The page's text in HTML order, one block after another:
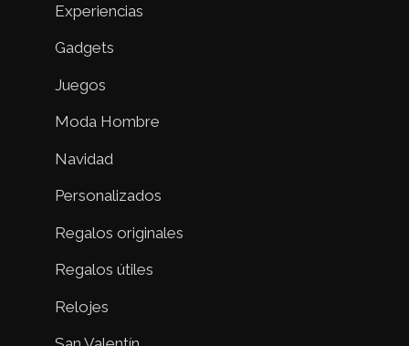
Experiencias
Gadgets
Juegos
Moda Hombre
Navidad
Personalizados
Regalos originales
Regalos útiles
Relojes